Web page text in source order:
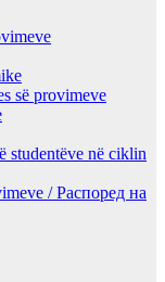
së provimeve
studentëve në ciklin
/ Распоред на